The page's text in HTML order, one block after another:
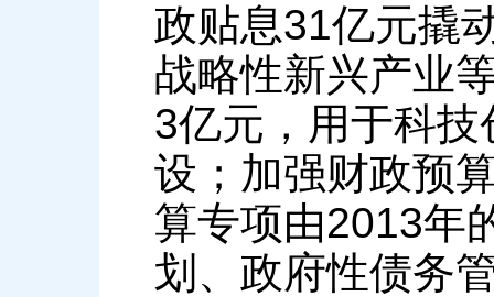
政贴息31亿元撬
战略性新兴产业
3亿元，用于科
设；加强财政预
算专项由2013年
划、政府性债务